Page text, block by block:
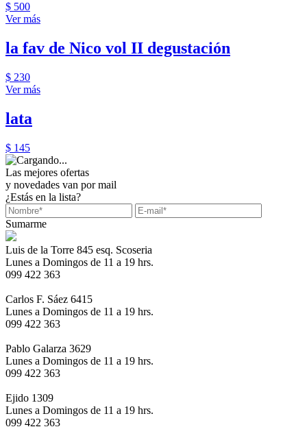
$ 500
Ver más
la fav de Nico vol II degustación
$ 230
Ver más
lata
$ 145
Las mejores ofertas
y novedades van por mail
¿Estás en la lista?
Sumarme
Luis de la Torre 845 esq. Scoseria
Lunes a Domingos de 11 a 19 hrs.
099 422 363
Carlos F. Sáez 6415
Lunes a Domingos de 11 a 19 hrs.
099 422 363
Pablo Galarza 3629
Lunes a Domingos de 11 a 19 hrs.
099 422 363
Ejido 1309
Lunes a Domingos de 11 a 19 hrs.
099 422 363